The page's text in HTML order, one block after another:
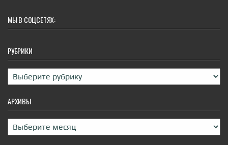
МЫ В СОЦСЕТЯХ:
РУБРИКИ
Рубрики
АРХИВЫ
Архивы